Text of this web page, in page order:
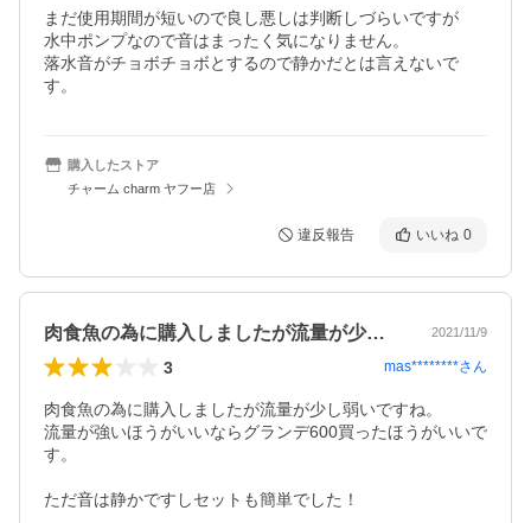
まだ使用期間が短いので良し悪しは判断しづらいですが
水中ポンプなので音はまったく気になりません。
落水音がチョボチョボとするので静かだとは言えないで
す。
購入したストア
チャーム charm ヤフー店
違反報告 いいね 0
肉食魚の為に購入しましたが流量が少し弱… 2021/11/9
3 mas********さん
肉食魚の為に購入しましたが流量が少し弱いですね。
流量が強いほうがいいならグランデ600買ったほうがいいで
す。
ただ音は静かですしセットも簡単でした！